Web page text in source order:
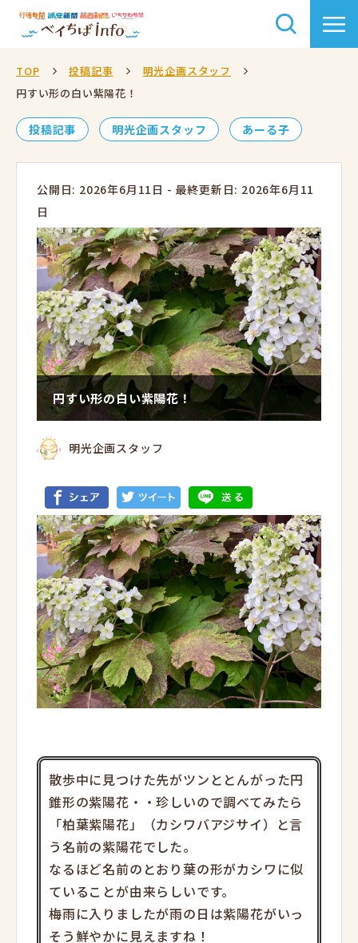
TOP 投稿記事
明光企画スタッフ
円すい形の白い紫陽花！
投稿記事 明光企画スタッフ あーる子
公開日: 2026年6月11日 - 最終更新日: 2026年6月11
日
円すい形の白い紫陽花！
明光企画スタッフ
散歩中に見つけた先がツンととんがった円
錐形の紫陽花・・珍しいので調べてみたら
「柏葉紫陽花」（カシワバアジサイ）と言
う名前の紫陽花でした。
なるほど名前のとおり葉の形がカシワに似
ていることが由来らしいです。
梅雨に入りましたが雨の日は紫陽花がいっ
そう鮮やかに見えますね！